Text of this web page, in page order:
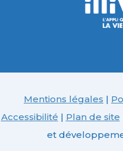
Mentions légales |
Accessibilité | Plan de site
et